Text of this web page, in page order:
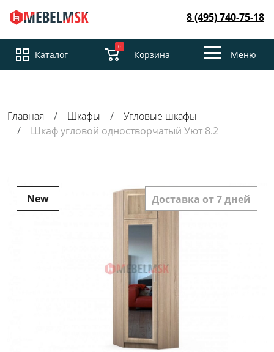
8 (495) 740-75-18
Каталог
0
Корзина
ToggleМеню
Главная Шкафы
Угловые шкафы
Шкаф угловой одностворчатый Уют 8.2
New Доставка от 7 дней